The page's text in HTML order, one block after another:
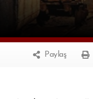
Paylaş